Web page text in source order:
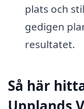
plats och
gedigen
resultatet.
Så här